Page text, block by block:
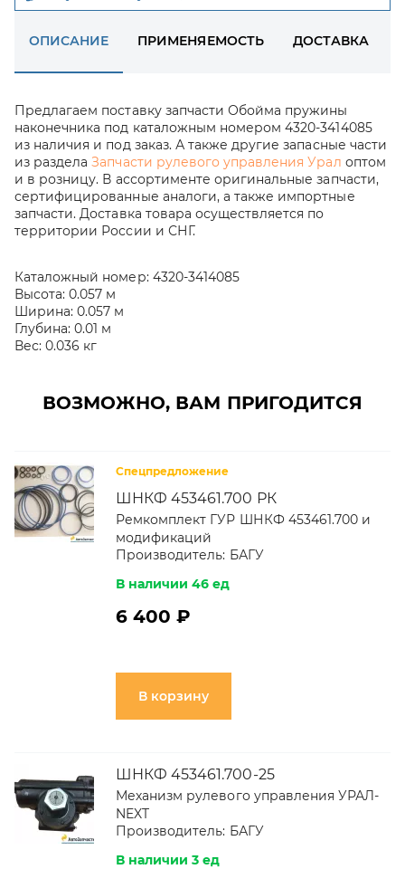
ОПИСАНИЕ ПРИМЕНЯЕМОСТЬ ДОСТАВКА
Предлагаем поставку запчасти Обойма пружины
наконечника под каталожным номером 4320-3414085
из наличия и под заказ. А также другие запасные части
из разделаЗапчасти рулевого управления Урал оптом
и в розницу. В ассортименте оригинальные запчасти,
сертифицированные аналоги, а также импортные
запчасти. Доставка товара осуществляется по
территории России и СНГ.
Каталожный номер: 4320-3414085
Высота: 0.057 м
Ширина: 0.057 м
Глубина: 0.01 м
Вес: 0.036 кг
ВОЗМОЖНО, ВАМ ПРИГОДИТСЯ
Спецпредложение
ШНКФ 453461.700 РК
Ремкомплект ГУР ШНКФ 453461.700 и
модификаций
Производитель: БАГУ
В наличии 46 ед
6 400 ₽
В корзину
ШНКФ 453461.700-25
Механизм рулевого управления УРАЛ-
NEXT
Производитель: БАГУ
В наличии 3 ед